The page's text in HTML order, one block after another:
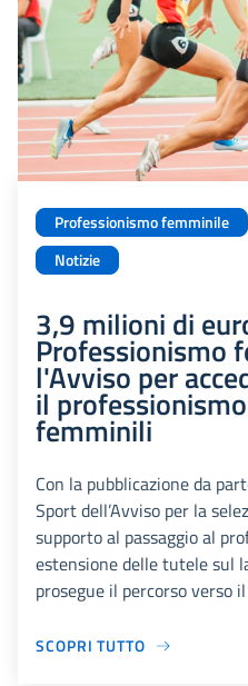
Professionismo femminile
Notizie
3,9 milioni di
Professionismo
l'Avviso per
il
femminili
Con la pubblicazione da
Sport dell’Avviso per la
supporto al passaggio al
estensione delle tutele sul
prosegue il percorso verso
SCOPRI TUTTO